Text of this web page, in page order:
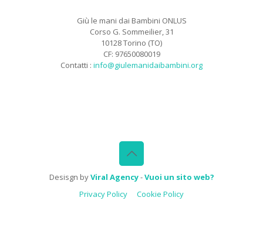
Giù le mani dai Bambini ONLUS
Corso G. Sommeilier, 31
10128 Torino (TO)
CF: 97650080019
Contatti : info@giulemanidaibambini.org
Desisgn byViral Agency-Vuoi un sito web?
Privacy Policy
Cookie Policy